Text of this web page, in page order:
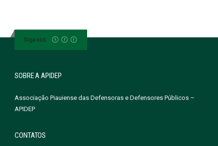
Siga-nos
SOBRE A APIDEP
Associação Piauiense das Defensoras e Defensores Públicos –
APIDEP
CONTATOS